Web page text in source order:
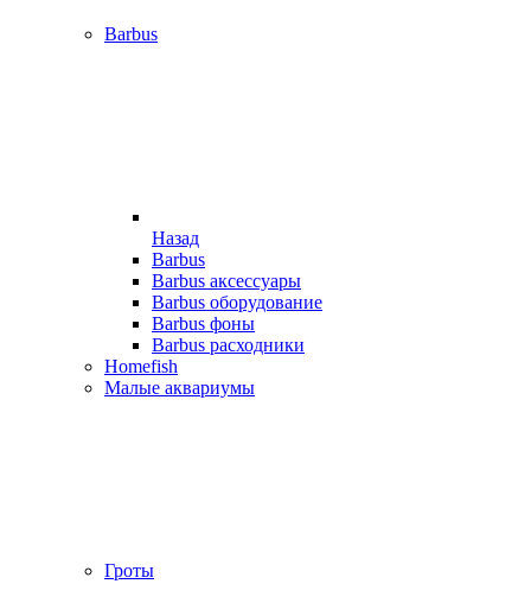
Barbus
Назад
Barbus
Barbus аксессуары
Barbus оборудование
Barbus фоны
Barbus расходники
Homefish
Малые аквариумы
Гроты